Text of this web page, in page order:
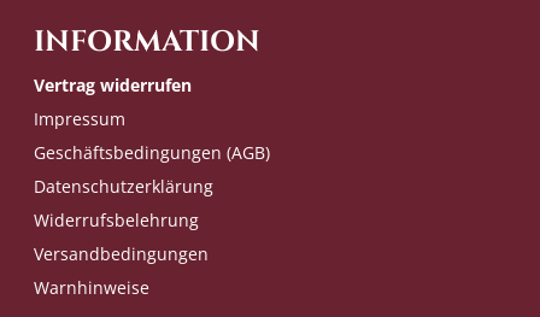
INFORMATION
Vertrag widerrufen
Impressum
Geschäftsbedingungen (AGB)
Datenschutzerklärung
Widerrufsbelehrung
Versandbedingungen
Warnhinweise